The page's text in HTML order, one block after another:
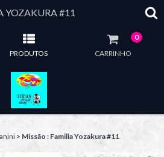
YOZAKURA #11
PRODUTOS CARRINHO
0
> Missão : Familia Yozakura #11